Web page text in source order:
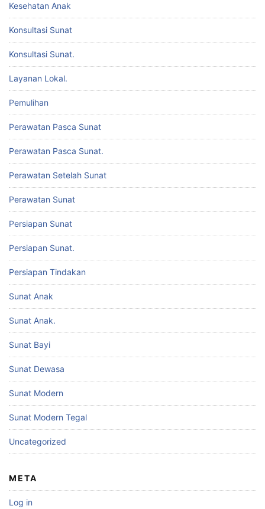
Kesehatan Anak
Konsultasi Sunat
Konsultasi Sunat.
Layanan Lokal.
Pemulihan
Perawatan Pasca Sunat
Perawatan Pasca Sunat.
Perawatan Setelah Sunat
Perawatan Sunat
Persiapan Sunat
Persiapan Sunat.
Persiapan Tindakan
Sunat Anak
Sunat Anak.
Sunat Bayi
Sunat Dewasa
Sunat Modern
Sunat Modern Tegal
Uncategorized
META
Log in